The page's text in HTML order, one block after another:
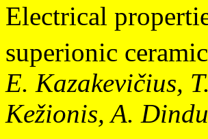
Electrical
superionic
E. Kazakevičius,
Kežionis, A.